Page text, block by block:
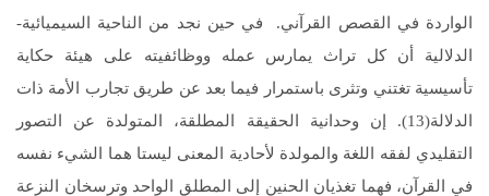
الواردة في القصص القرآني. في حين نجد من الناحية السيميائية-
الدلالية أن كل تراث يمارس عمله ووظائفيته على هيئة حكاية
تأسيسية تغتني وتثرى باستمرار فيما بعد عن طريق تجارب الأمة ذات
الدلالة(13). إن وحدانية الحقيقة المطلقة، المتولدة عن التصور
التقليدي لفقه اللغة والمولدة لأحادية المعنى ليستا هما الشيء نفسه
في القرآن، فهما تغذيان الحنين إلى المطلق الواحد وترسخان النزعة